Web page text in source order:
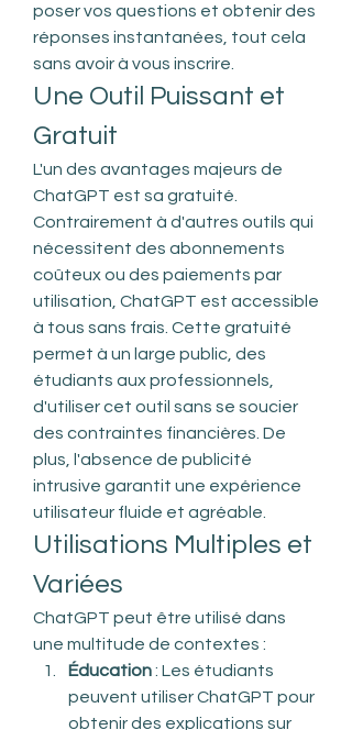
poser vos questions et obtenir des
réponses instantanées, tout cela
sans avoir à vous inscrire.
Une Outil Puissant et
Gratuit
L'un des avantages majeurs de
ChatGPT est sa gratuité.
Contrairement à d'autres outils qui
nécessitent des abonnements
coûteux ou des paiements par
utilisation, ChatGPT est accessible
à tous sans frais. Cette gratuité
permet à un large public, des
étudiants aux professionnels,
d'utiliser cet outil sans se soucier
des contraintes financières. De
plus, l'absence de publicité
intrusive garantit une expérience
utilisateur fluide et agréable.
Utilisations Multiples et
Variées
ChatGPT peut être utilisé dans
une multitude de contextes :
Éducation : Les étudiants
peuvent utiliser ChatGPT pour
obtenir des explications sur